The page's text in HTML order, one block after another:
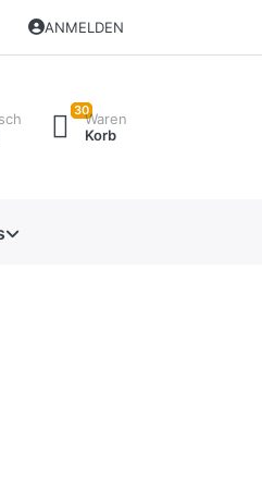
ANMELDEN
30Waren
Korb